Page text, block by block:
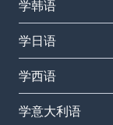
学韩语
学日语
学西语
学意大利语